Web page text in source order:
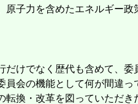
子力を含めたエネルギー政
だけでなく歴代も含めて、委
員会の機能として何が間違っ
換・改革を図っていただき